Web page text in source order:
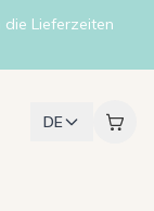
Lieferzeiten
DE